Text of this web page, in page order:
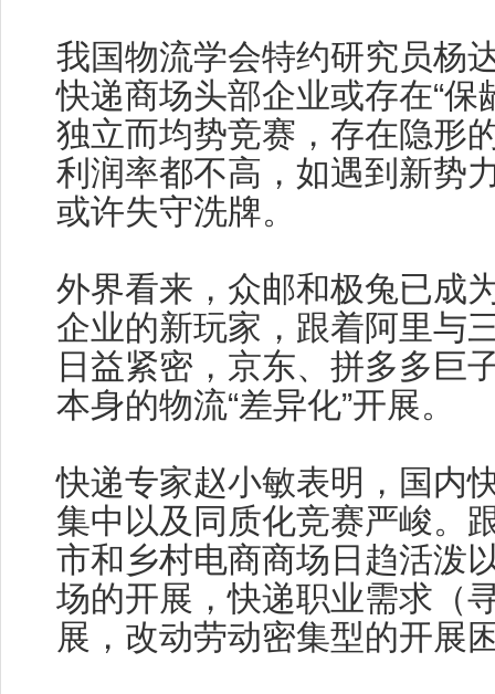
我国物流学会特约研究员杨
快递商场头部企业或存在“保
独立而均势竞赛，存在隐形
利润率都不高，如遇到新势
或许失守洗牌。
外界看来，众邮和极兔已成
企业的新玩家，跟着阿里与
日益紧密，京东、拼多多巨
本身的物流“差异化”开展。
快递专家赵小敏表明，国内
集中以及同质化竞赛严峻。
市和乡村电商商场日趋活泼
场的开展，快递职业需求（
展，改动劳动密集型的开展